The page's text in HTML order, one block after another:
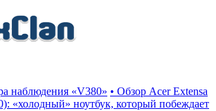
наблюдения «V380» • Обзор Acer Extensa
«холодный» ноутбук, который побеждает